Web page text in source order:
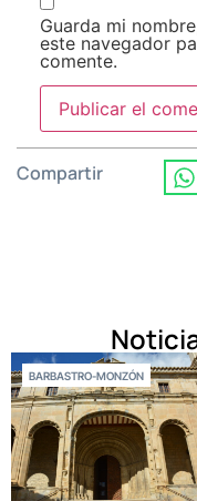
Guarda mi
este navegador
comente.
Compartir
BARBASTRO-MONZÓN